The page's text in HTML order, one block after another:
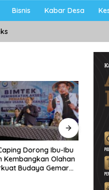
Bisnis Kabar Desa
Dorong Ibu-Ibu
Kembangkan Olahan
Budaya Gemar